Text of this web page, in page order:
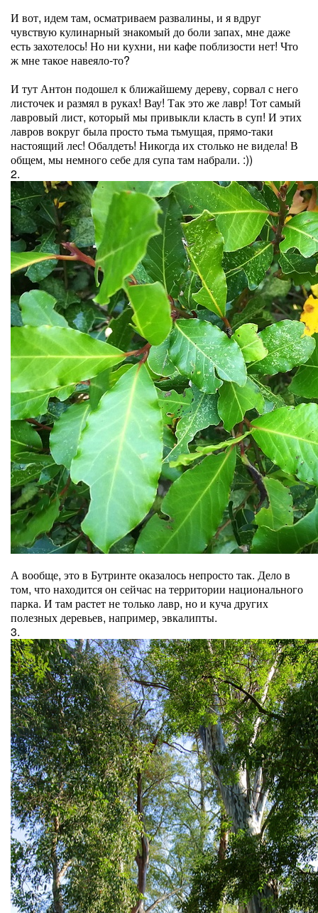
И вот, идем там, осматриваем развалины, и я вдруг
чувствую кулинарный знакомый до боли запах, мне даже
есть захотелось! Но ни кухни, ни кафе поблизости нет! Что
ж мне такое навеяло-то?
И тут Антон подошел к ближайшему дереву, сорвал с него
листочек и размял в руках! Вау! Так это же лавр! Тот самый
лавровый лист, который мы привыкли класть в суп! И этих
лавров вокруг была просто тьма тьмущая, прямо-таки
настоящий лес! Обалдеть! Никогда их столько не видела! В
общем, мы немного себе для супа там набрали. :))
2.
А вообще, это в Бутринте оказалось непросто так. Дело в
том, что находится он сейчас на территории национального
парка. И там растет не только лавр, но и куча других
полезных деревьев, например, эвкалипты.
3.